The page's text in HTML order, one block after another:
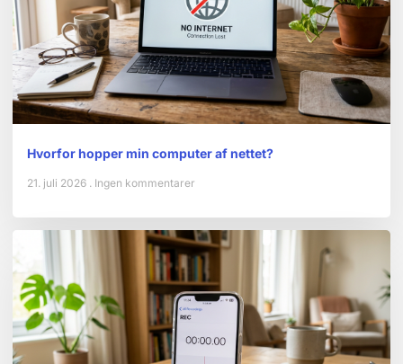
Hvorfor hopper min computer af nettet?
21. juli 2026 Ingen kommentarer